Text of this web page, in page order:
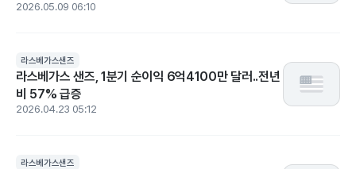
2026.05.09 06:10
라스베가스샌즈
라스베가스 샌즈, 1분기 순이익 6억4100만 달러..전년
비 57% 급증
2026.04.23 05:12
라스베가스샌즈